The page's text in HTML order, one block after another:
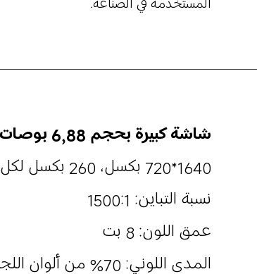
المستخدمة في الصناعة.
شاشة كبيرة بحجم 6,88 بوصات
1640*720 بكسل، 260 بكسل لكل بوصة
نسبة التباين: 1500:1
عمق اللون: 8 بت
المدى اللوني: 70% من ألوان اللجنة القومية لنظام التلفزيون (NTSC)